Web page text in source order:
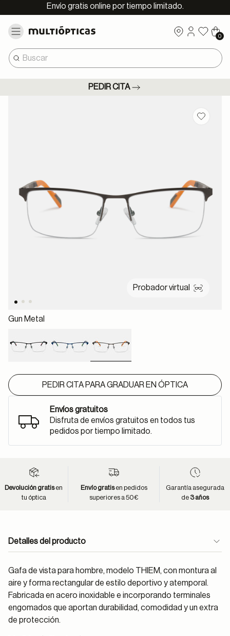
Envío gratis online por tiempo limitado.
0
PEDIR CITA
Probador virtual
Gun Metal
PEDIR CITA PARA GRADUAR EN ÓPTICA
Envíos gratuitos
Disfruta de envíos gratuitos en todos tus
pedidos por tiempo limitado.
Devolución gratisen
tu óptica
Envío gratisen pedidos
superiores a 50€
Garantía asegurada
de 3 años
Detalles del producto
Gafa de vista para hombre, modelo THIEM, con montura al
aire y forma rectangular de estilo deportivo y atemporal.
Fabricada en acero inoxidable e incorporando terminales
engomados que aportan durabilidad, comodidad y un extra
de protección.